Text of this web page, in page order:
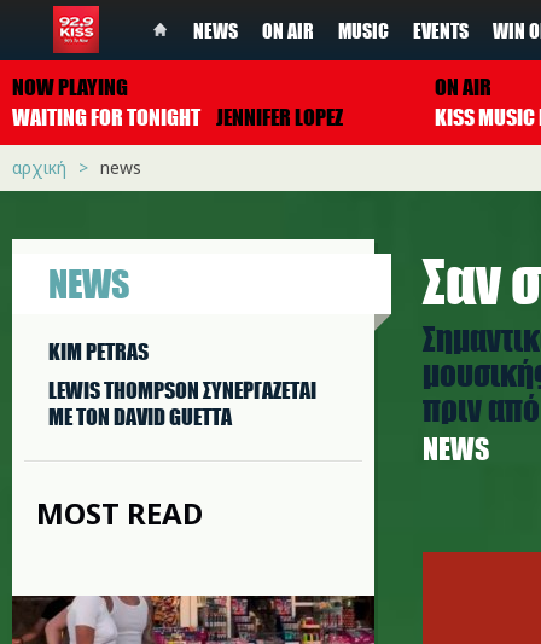
NEWS ON AIR MUSIC EVENTS WIN
NOW PLAYING
WAITING FOR TONIGHT JENNIFER LOPEZ
ON AIR
αρχική news
NEWS
KIM PETRAS
LEWIS THOMPSON ΣΥΝΕΡΓAΖΕΤΑΙ
ΜΕ ΤΟΝ DAVID GUETTA
MOST READ
Σαν
πριν
NEWS